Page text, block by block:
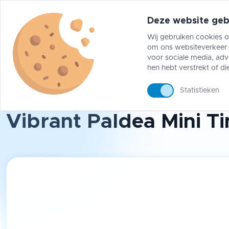
Pokémon One Piece Magic The
Pokémon / Tins Vibrant Paldea Mini Tin (1)
Vibrant Paldea Mini
Deze website
Wij gebruiken cookies
om ons websiteverkeer
voor sociale media,
hen hebt verstrekt of
Statistieken